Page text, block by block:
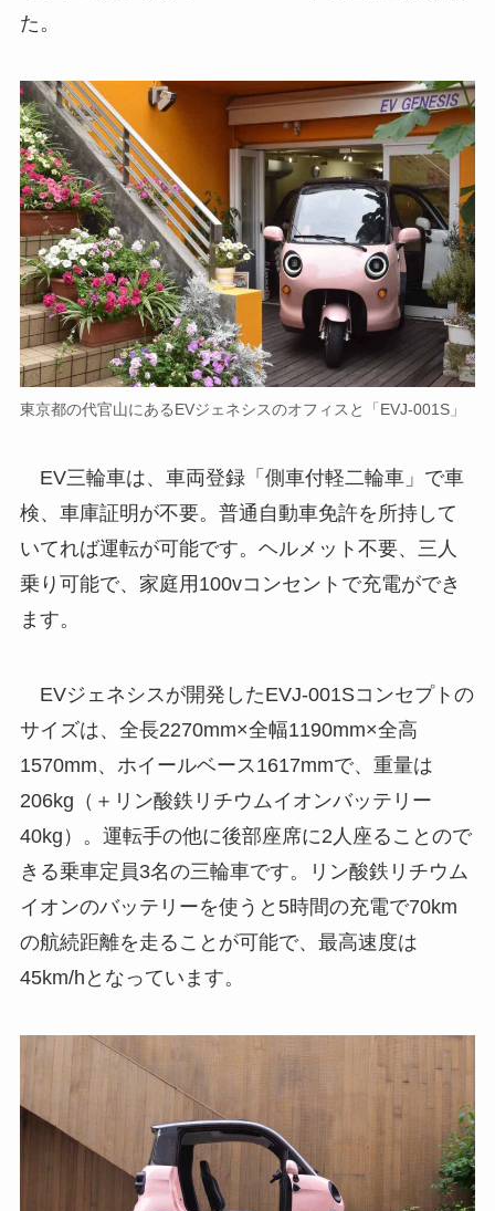
た。
東京都の代官山にあるEVジェネシスのオフィスと「EVJ-001S」
EV三輪車は、車両登録「側車付軽二輪車」で車
検、車庫証明が不要。普通自動車免許を所持して
いてれば運転が可能です。ヘルメット不要、三人
乗り可能で、家庭用100vコンセントで充電ができ
ます。
EVジェネシスが開発したEVJ-001Sコンセプトの
サイズは、全長2270mm×全幅1190mm×全高
1570mm、ホイールベース1617mmで、重量は
206kg（＋リン酸鉄リチウムイオンバッテリー
40kg）。運転手の他に後部座席に2人座ることので
きる乗車定員3名の三輪車です。リン酸鉄リチウム
イオンのバッテリーを使うと5時間の充電で70km
の航続距離を走ることが可能で、最高速度は
45km/hとなっています。